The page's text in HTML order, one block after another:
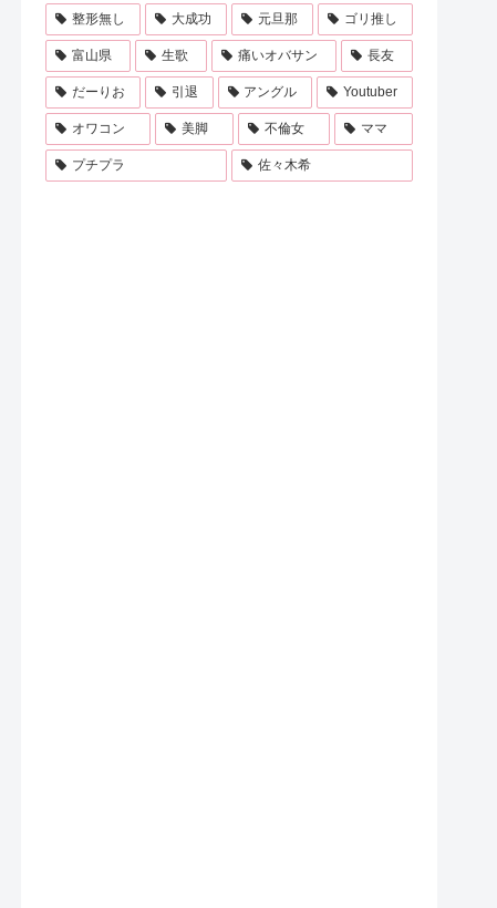
整形無し 大成功 元旦那 ゴリ推し
富山県 生歌 痛いオバサン 長友
だーりお 引退 アングル Youtuber
オワコン 美脚 不倫女 ママ
プチプラ 佐々木希